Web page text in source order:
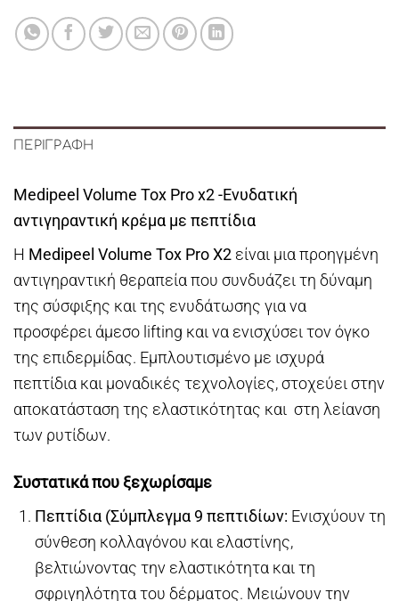
ΠΕΡΙΓΡΑΦΉ
Medipeel Volume Tox Pro x2 -Ενυδατική
αντιγηραντική κρέμα με πεπτίδια
Η Medipeel Volume Tox Pro X2 είναι μια προηγμένη
αντιγηραντική θεραπεία που συνδυάζει τη δύναμη
της σύσφιξης και της ενυδάτωσης για να
προσφέρει άμεσο lifting και να ενισχύσει τον όγκο
της επιδερμίδας. Εμπλουτισμένο με ισχυρά
πεπτίδια και μοναδικές τεχνολογίες, στοχεύει στην
αποκατάσταση της ελαστικότητας και στη λείανση
των ρυτίδων.
Συστατικά που ξεχωρίσαμε
Πεπτίδια (Σύμπλεγμα 9 πεπτιδίων: Ενισχύουν τη
σύνθεση κολλαγόνου και ελαστίνης,
βελτιώνοντας την ελαστικότητα και τη
σφριγηλότητα του δέρματος. Μειώνουν την